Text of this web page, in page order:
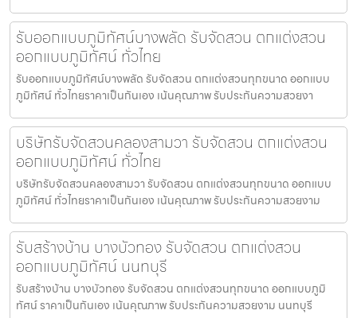
รับออกแบบภูมิทัศน์บางพลัด รับจัดสวน ตกแต่งสวน
ออกแบบภูมิทัศน์ ทั่วไทย
รับออกแบบภูมิทัศน์บางพลัด รับจัดสวน ตกแต่งสวนทุกขนาด ออกแบบ
ภูมิทัศน์ ทั่วไทยราคาเป็นกันเอง เน้นคุณภาพ รับประกันความสวยงา
บริษัทรับจัดสวนคลองสามวา รับจัดสวน ตกแต่งสวน
ออกแบบภูมิทัศน์ ทั่วไทย
บริษัทรับจัดสวนคลองสามวา รับจัดสวน ตกแต่งสวนทุกขนาด ออกแบบ
ภูมิทัศน์ ทั่วไทยราคาเป็นกันเอง เน้นคุณภาพ รับประกันความสวยงาม
รับสร้างบ้าน บางบัวทอง รับจัดสวน ตกแต่งสวน
ออกแบบภูมิทัศน์ นนทบุรี
รับสร้างบ้าน บางบัวทอง รับจัดสวน ตกแต่งสวนทุกขนาด ออกแบบภูมิ
ทัศน์ ราคาเป็นกันเอง เน้นคุณภาพ รับประกันความสวยงาม นนทบุรี